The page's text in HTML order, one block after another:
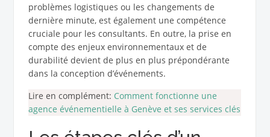
problèmes logistiques ou les changements de
dernière minute, est également une compétence
cruciale pour les consultants. En outre, la prise en
compte des enjeux environnementaux et de
durabilité devient de plus en plus prépondérante
dans la conception d’événements.
Lire en complément: Comment fonctionne une
agence événementielle à Genève et ses services clés